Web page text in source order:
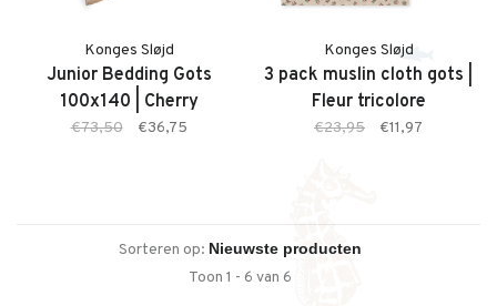
Konges Sløjd
Junior Bedding Gots
100x140 | Cherry
€73,50 €36,75
Konges Sløjd
3 pack muslin cloth gots |
Fleur tricolore
€23,95 €11,97
Sorteren op:
Toon 1 - 6 van 6